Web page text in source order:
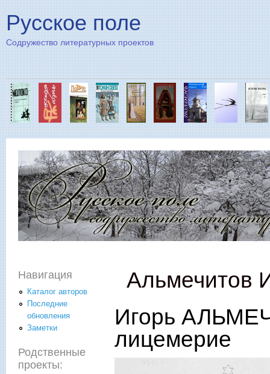
Русское поле
Содружество литературных проектов
Альмечитов
Игорь
лицемерие
Навигация
Каталог авторов
Последние
обновления
Заметки
Родственные
проекты: